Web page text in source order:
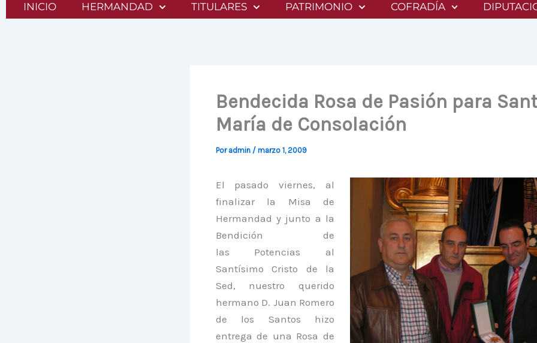
INICIO HERMANDAD TITULARES PATRIMONIO COFRADÍA
Bendecida Rosa de Pasión para
María de Consolación
Por admin / marzo 1, 2009
El pasado viernes, al
finalizar la Misa de
Hermandad y junto a la
Bendición de
las Potencias al
Santísimo Cristo de la
Sed, nuestro querido
hermano D. Juan Romero
de los Santos hizo
entrega de una Rosa de